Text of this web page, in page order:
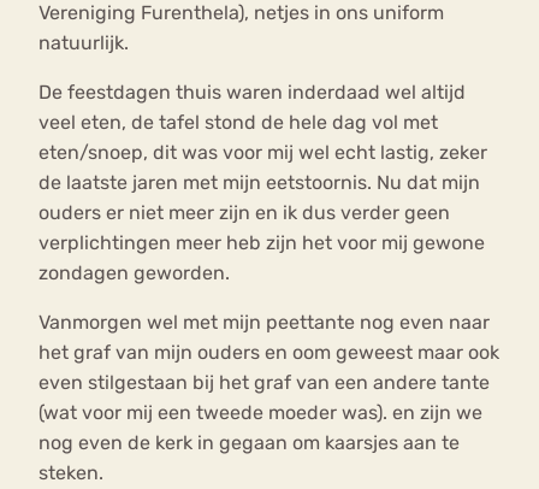
Vereniging Furenthela), netjes in ons uniform
natuurlijk.
De feestdagen thuis waren inderdaad wel altijd
veel eten, de tafel stond de hele dag vol met
eten/snoep, dit was voor mij wel echt lastig, zeker
de laatste jaren met mijn eetstoornis. Nu dat mijn
ouders er niet meer zijn en ik dus verder geen
verplichtingen meer heb zijn het voor mij gewone
zondagen geworden.
Vanmorgen wel met mijn peettante nog even naar
het graf van mijn ouders en oom geweest maar ook
even stilgestaan bij het graf van een andere tante
(wat voor mij een tweede moeder was). en zijn we
nog even de kerk in gegaan om kaarsjes aan te
steken.